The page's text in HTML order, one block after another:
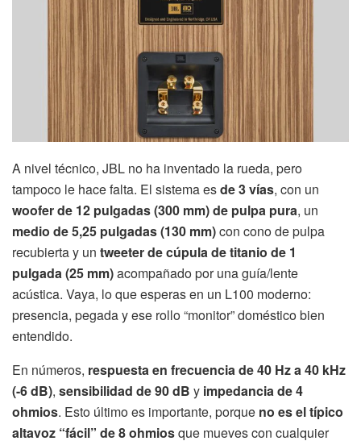
A nivel técnico, JBL no ha inventado la rueda, pero
tampoco le hace falta. El sistema esde 3 vías, con un
woofer de 12 pulgadas (300 mm) de pulpa pura, un
medio de 5,25 pulgadas (130 mm)con cono de pulpa
recubierta y un tweeter de cúpula de titanio de 1
pulgada (25 mm)acompañado por una guía/lente
acústica. Vaya, lo que esperas en un L100 moderno:
presencia, pegada y ese rollo “monitor” doméstico bien
entendido.
En números, respuesta en frecuencia de 40 Hz a 40 kHz
(-6 dB), sensibilidad de 90 dB y impedancia de 4
ohmios. Esto último es importante, porque no es el típico
altavoz “fácil” de 8 ohmiosque mueves con cualquier